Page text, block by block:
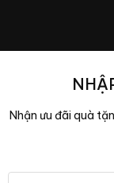
Nhận ưu đãi quà